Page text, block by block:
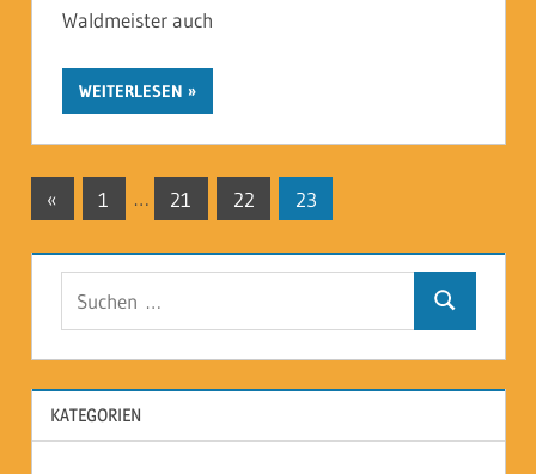
Waldmeister auch
WEITERLESEN
Seitennummerierung
der
Beiträge
« Vorherige
1 … 21 22 23
Suchen
KATEGORIEN